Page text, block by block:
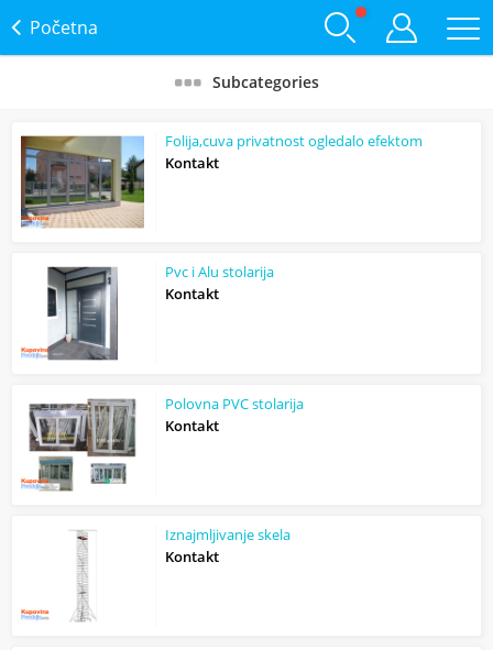
Početna
Subcategories
Folija,cuva privatnost ogledalo efektom
Kontakt
Pvc i Alu stolarija
Kontakt
Polovna PVC stolarija
Kontakt
Iznajmljivanje skela
Kontakt